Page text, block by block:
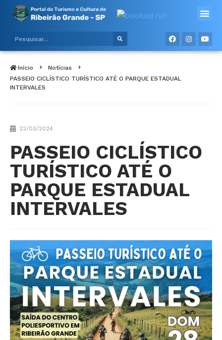
Início
Notícias
PASSEIO CICLÍSTICO TURÍSTICO ATÉ O PARQUE ESTADUAL
INTERVALES
22/03/2024
PASSEIO CICLÍSTICO
TURÍSTICO ATÉ O
PARQUE ESTADUAL
INTERVALES